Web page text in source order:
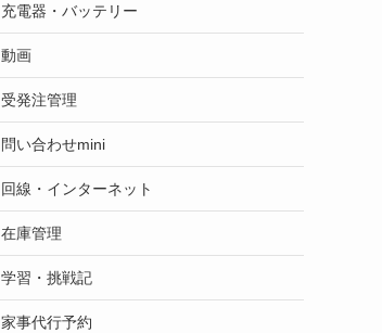
充電器・バッテリー
動画
受発注管理
問い合わせmini
回線・インターネット
在庫管理
学習・挑戦記
家事代行予約